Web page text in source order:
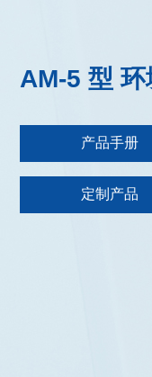
AM-5 型
产品手册
定制产品